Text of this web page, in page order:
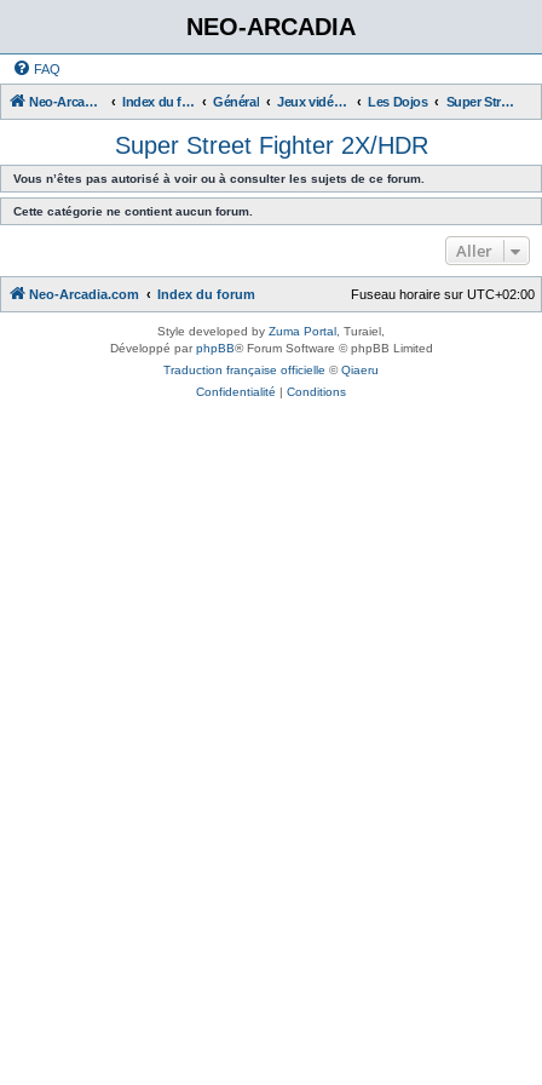
NEO-ARCADIA
FAQ
Neo-Arcadia.com Index du forum Général Jeux vidéo d'arcade Les Dojos Super Street Fighter 2X/HDR
Super Street Fighter 2X/HDR
Vous n’êtes pas autorisé à voir ou à consulter les sujets de ce forum.
Cette catégorie ne contient aucun forum.
Aller
Neo-Arcadia.com Index du forum Fuseau horaire sur UTC+02:00
Style developed by Zuma Portal , Turaiel,
Développé parphpBB® Forum Software © phpBB Limited
Traduction française officielle ©Qiaeru
Confidentialité | Conditions